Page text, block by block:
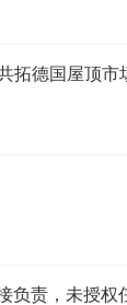
拓德国屋顶市
负责，未授权